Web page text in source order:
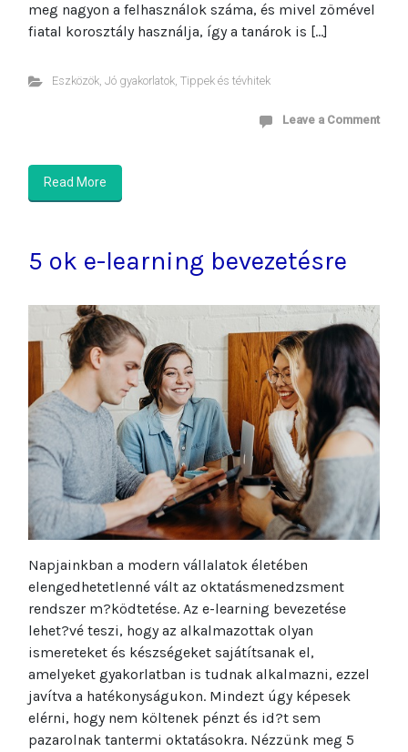
meg nagyon a felhasználok száma, és mivel zömével
fiatal korosztály használja, így a tanárok is […]
Eszközök, Jó gyakorlatok, Tippek és tévhitek
Leave a Comment
Read More
5 ok e-learning bevezetésre
Napjainkban a modern vállalatok életében
elengedhetetlenné vált az oktatásmenedzsment
rendszer m?ködtetése. Az e-learning bevezetése
lehet?vé teszi, hogy az alkalmazottak olyan
ismereteket és készségeket sajátítsanak el,
amelyeket gyakorlatban is tudnak alkalmazni, ezzel
javítva a hatékonyságukon. Mindezt úgy képesek
elérni, hogy nem költenek pénzt és id?t sem
pazarolnak tantermi oktatásokra. Nézzünk meg 5